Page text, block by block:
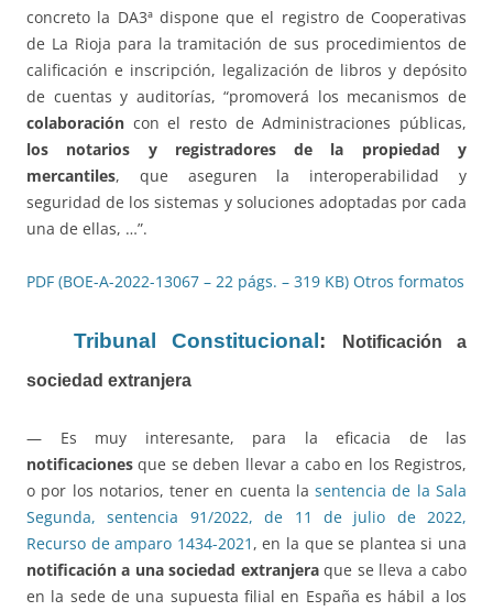
concreto la DA3ª dispone que el registro de Cooperativas
de La Rioja para la tramitación de sus procedimientos de
calificación e inscripción, legalización de libros y depósito
de cuentas y auditorías, “promoverá los mecanismos de
colaboración con el resto de Administraciones públicas,
los notarios y registradores de la propiedad y
mercantiles, que aseguren la interoperabilidad y
seguridad de los sistemas y soluciones adoptadas por cada
una de ellas, …”.
PDF (BOE-A-2022-13067 – 22 págs. – 319 KB) Otros formatos
Tribunal Constitucional : Notificación a
sociedad extranjera
— Es muy interesante, para la eficacia de las
notificaciones que se deben llevar a cabo en los Registros,
o por los notarios, tener en cuenta lasentencia de la Sala
Segunda, sentencia 91/2022, de 11 de julio de 2022,
Recurso de amparo 1434-2021 , en la que se plantea si una
notificación a una sociedad extranjeraque se lleva a cabo
en la sede de una supuesta filial en España es hábil a los